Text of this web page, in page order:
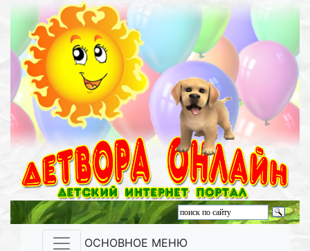
ОСНОВНОЕ МЕНЮ